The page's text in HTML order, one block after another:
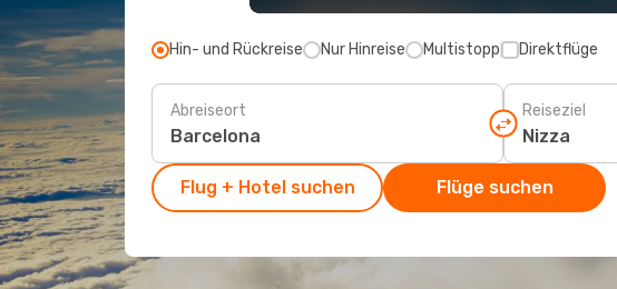
Hin- und Rückreise Nur Hinreise Multistopp Direktflüge
Abreiseort Reiseziel
Flug + Hotel suchen Flüge suchen